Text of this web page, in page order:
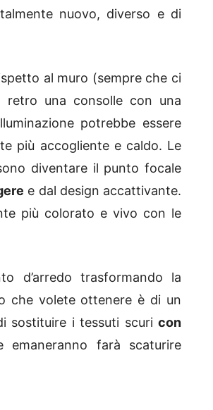
nuovo, diverso e di
al muro (sempre che ci
retro una consolle con una
potrebbe essere
più accogliente e caldo. Le
diventare il punto focale
e dal design accattivante.
più colorato e vivo con le
d’arredo trasformando la
che volete ottenere è di un
sostituire i tessuti scuri con
farà scaturire